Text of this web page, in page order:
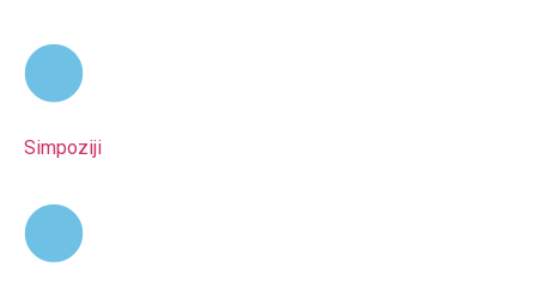
Simpoziji